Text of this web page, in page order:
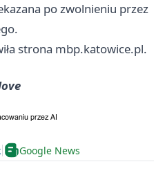
po zwolnieniu przez
strona mbp.katowice.pl.
Google News